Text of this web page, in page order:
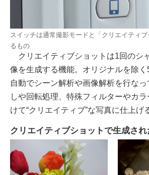
スイッチは通常撮影モードと「クリエイティブ
るもの
クリエイティブショットは1回のシ
像を生成する機能。オリジナルを除
自動でシーン解析や画像解析を行な
しや回転処理、特殊フィルターやカ
けて“クリエイティブ”な写真に仕上げ
クリエイティブショットで生成さ